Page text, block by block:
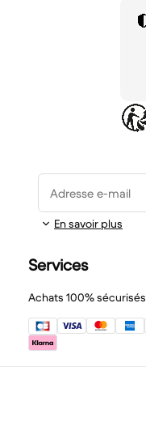
Adresse e-mail
En savoir plus
Services
Achats 100% sécurisés